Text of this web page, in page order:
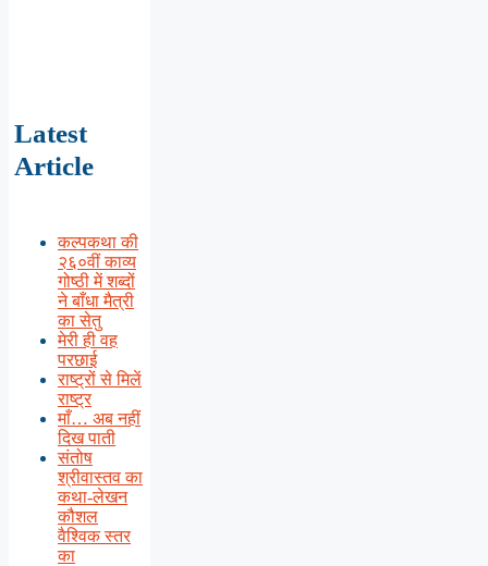
Latest
Article
कल्पकथा की
२६०वीं काव्य
गोष्ठी में शब्दों
ने बाँधा मैत्री
का सेतु
मेरी ही वह
परछाई
राष्ट्रों से मिलें
राष्ट्र
माँ… अब नहीं
दिख पाती
संतोष
श्रीवास्तव का
कथा-लेखन
कौशल
वैश्विक स्तर
का